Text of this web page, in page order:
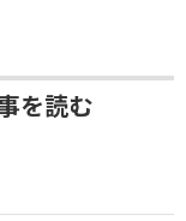
を読む